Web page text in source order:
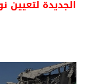
الجديدة لتعيين